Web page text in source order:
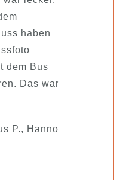
haben
dem Bus
Das war
P., Hanno